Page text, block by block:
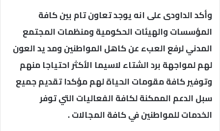
وأكد الداودى على انه يوجد تعاون تام بين كافة
المؤسسات والهيئات الحكومية ومنظمات المجتمع
المدني لرفع العبء عن كاهل المواطنين ومد يد العون
لهم لمواجهة برد الشتاء لاسيما الأكثر احتياجا منهم
وتوفير كافة مقومات الحياة لهم مؤكدا تقديم جميع
سبل الدعم الممكنة لكافة الفعاليات التي توفر
الخدمات للمواطنين في كافة المجالات .